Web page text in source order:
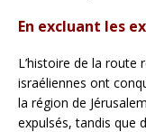
En excluant les
L’histoire de la
israéliennes ont
la région de
expulsés, tandis que